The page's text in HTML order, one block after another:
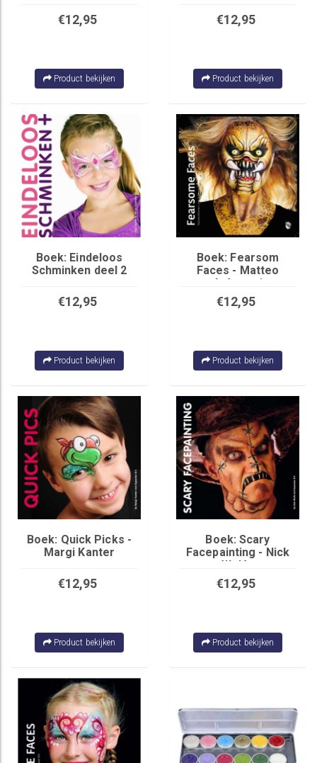
€12,95
Product bekijken
€12,95
Product bekijken
Boek: Eindeloos
Schminken deel 2
€12,95
Product bekijken
Boek: Fearsom
Faces - Matteo
Arfanotti
€12,95
Product bekijken
Boek: Quick Picks -
Margi Kanter
€12,95
Product bekijken
Boek: Scary
Facepainting - Nick
Wolfe
€12,95
Product bekijken